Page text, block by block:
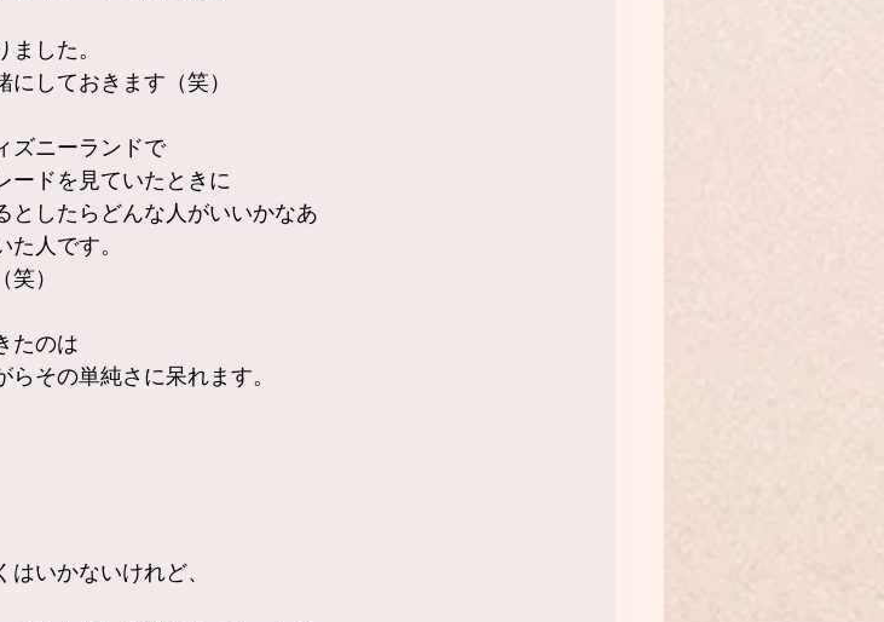
した。
しておきます（笑）
ズニーランドで
ードを見ていたときに
としたらどんな人がいいかなあ
人です。
）
たのは
その単純さに呆れます。
いかないけれど、